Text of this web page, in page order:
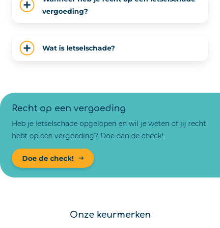
vergoeding?
Wat is letselschade?
Recht op een vergoeding
Heb je letselschade opgelopen en wil je weten of jij recht
hebt op een vergoeding? Doe dan de check!
Doe de check!
Onze keurmerken